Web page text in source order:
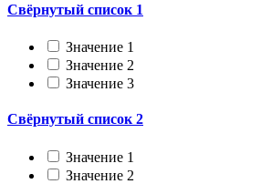
Свёрнутый список 1
Значение 1
Значение 2
Значение 3
Свёрнутый список 2
Значение 1
Значение 2